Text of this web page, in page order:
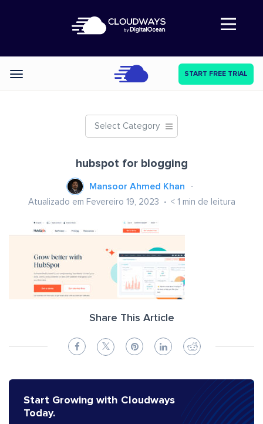
Abre a navegação
Categories START FREE TRIAL
Select Category
hubspot for blogging
Mansoor Ahmed Khan
Atualizado em Fevereiro 19, 2023 < 1 min de leitura
Share This Article
Start Growing with Cloudways
Today.